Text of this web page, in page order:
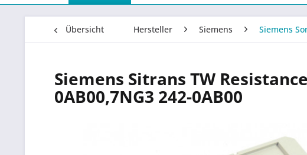
Übersicht Hersteller Siemens Siemens
Siemens Sitrans TW
0AB00,7NG3 242-0AB00